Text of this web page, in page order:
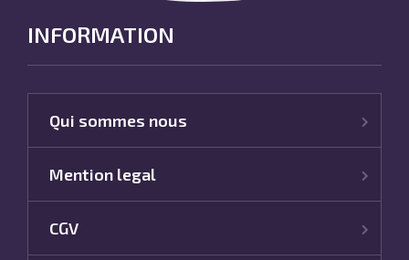
INFORMATION
Qui sommes nous
Mention legal
CGV